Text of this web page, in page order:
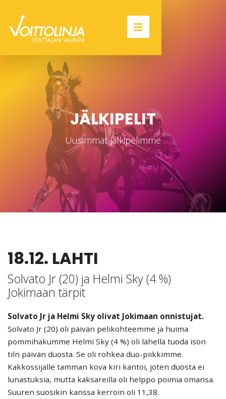
JÄLKIPELIT
Uusimmat jälkipelimme
18.12. LAHTI
Solvato Jr (20) ja Helmi Sky (4 %)
Jokimaan tärpit
Solvato Jr ja Helmi Sky olivat Jokimaan onnistujat.
Solvato Jr (20) oli päivän pelikohteemme ja huima
pommihakumme Helmi Sky (4 %) oli lähellä tuoda ison
tiln päivän duosta. Se oli rohkea duo-piikkimme.
Kakkossijalle tamman kova kiri kantoi, joten duosta ei
lunastuksia, mutta kaksareilla oli helppo poimia omansa.
Suuren suosikin kanssa kerroin oli 11,38.